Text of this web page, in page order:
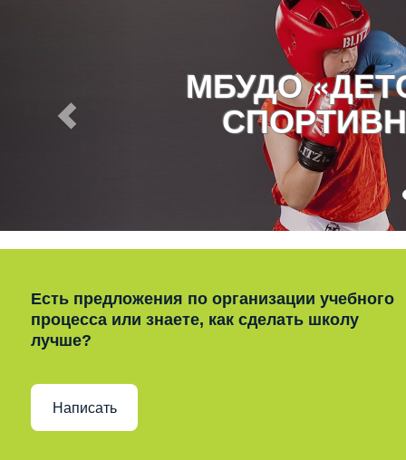
МБУДО
Есть предложения по организации учебного
процесса или знаете, как сделать школу
лучше?
Написать